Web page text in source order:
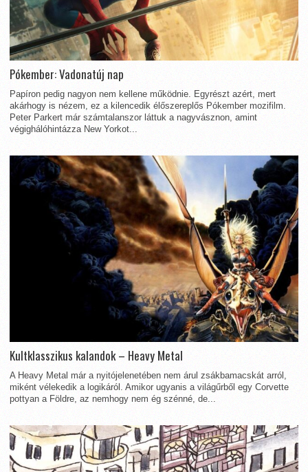
Pókember: Vadonatúj nap
Papíron pedig nagyon nem kellene működnie. Egyrészt azért, mert
akárhogy is nézem, ez a kilencedik élőszereplős Pókember mozifilm.
Peter Parkert már számtalanszor láttuk a nagyvásznon, amint
végighálóhintázza New Yorkot...
Kultklasszikus kalandok – Heavy Metal
A Heavy Metal már a nyitójelenetében nem árul zsákbamacskát arról,
miként vélekedik a logikáról. Amikor ugyanis a világűrből egy Corvette
pottyan a Földre, az nemhogy nem ég szénné, de...